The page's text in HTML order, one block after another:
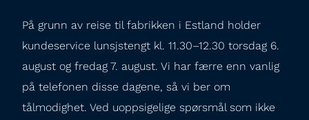
På grunn av reise til fabrikken i Estland holder
kundeservice lunsjstengt kl. 11.30–12.30 torsdag 6.
august og fredag 7. august. Vi har færre enn vanlig
på telefonen disse dagene, så vi ber om
tålmodighet. Ved uoppsigelige spørsmål som ikke